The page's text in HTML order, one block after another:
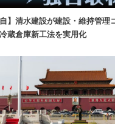
自】清水建設が建設・維持管理
蔵倉庫新工法を実用化